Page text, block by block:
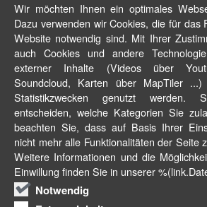
Wir möchten Ihnen ein optimales
Dazu verwenden wir Cookies, die für das
Website notwendig sind. Mit Ihrer
auch Cookies und andere
externer Inhalte (Videos über
Soundcloud, Karten über MapTiler
Statistikzwecken genutzt werden.
entscheiden, welche Kategorien Sie
beachten Sie, dass auf Basis Ihrer
nicht mehr alle Funktionalitäten der Seite
Weitere Informationen und die
Einwillung finden Sie in unserer
Notwendig